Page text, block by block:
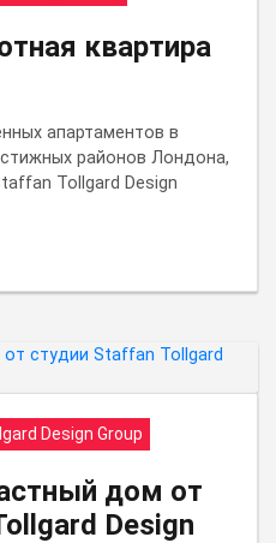
квартира
апартаментов в
районов Лондона,
Tollgard Design
Design Group
дом от
Design